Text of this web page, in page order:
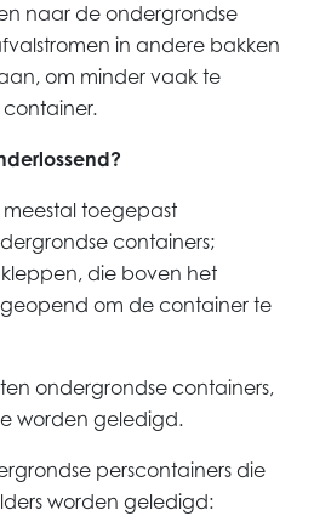
naar de ondergrondse
in andere bakken
om minder vaak te
toegepast
containers;
die boven het
om de container te
ondergrondse containers,
worden geledigd.
perscontainers die
worden geledigd: